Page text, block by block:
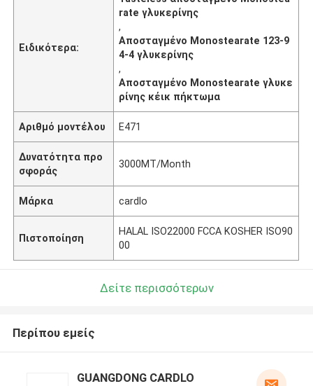
Ειδικότερα:
rate γλυκερίνης
,
Αποσταγμένο Monostearate 123-9
4-4 γλυκερίνης
,
Αποσταγμένο Monostearate γλυκε
ρίνης κέικ πήκτωμα
Αριθμό μοντέλου E471
Δυνατότητα προ
σφοράς
3000MT/Month
Μάρκα cardlo
Πιστοποίηση
HALAL ISO22000 FCCA KOSHER ISO90
00
Δείτε περισσότερων
Περίπου εμείς
GUANGDONG CARDLO